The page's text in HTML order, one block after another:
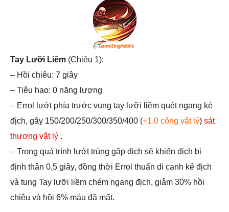
Tay Lưỡi Liềm (Chiêu 1):
– Hồi chiêu: 7 giây
– Tiêu hao: 0 năng lượng
– Errol lướt phía trước vung tay lưỡi liềm quét ngang kẻ
địch, gây 150/200/250/300/350/400 (+1.0 công vật lý) sát
thương vật lý .
– Trong quá trình lướt trúng gặp địch sẽ khiến địch bị
định thân 0,5 giây, đồng thời Errol thuấn di cạnh kẻ địch
và tung Tay lưỡi liềm chém ngang địch, giảm 30% hồi
chiêu và hồi 6% máu đã mất.